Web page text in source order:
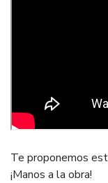
Te proponemos
¡Manos a la obra!